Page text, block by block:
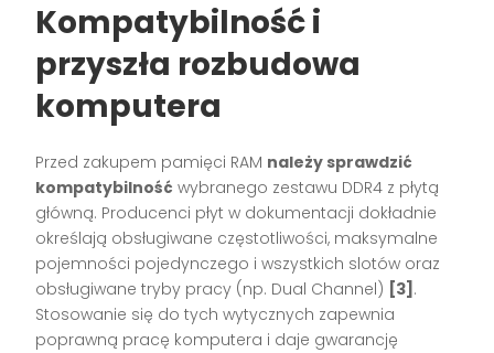
Kompatybilność i
przyszła rozbudowa
komputera
Przed zakupem pamięci RAM należy sprawdzić
kompatybilność wybranego zestawu DDR4 z płytą
główną. Producenci płyt w dokumentacji dokładnie
określają obsługiwane częstotliwości, maksymalne
pojemności pojedynczego i wszystkich slotów oraz
obsługiwane tryby pracy (np. Dual Channel) [3] .
Stosowanie się do tych wytycznych zapewnia
poprawną pracę komputera i daje gwarancję